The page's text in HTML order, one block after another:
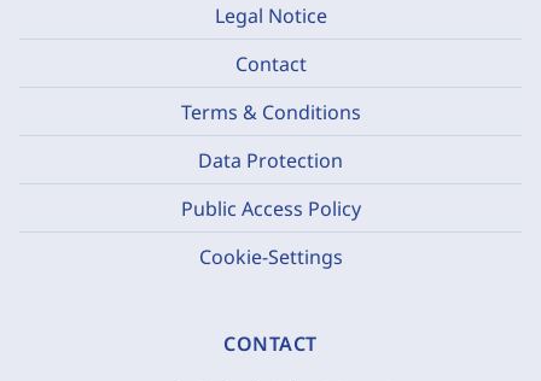
Legal Notice
Contact
Terms & Conditions
Data Protection
Public Access Policy
Cookie-Settings
CONTACT